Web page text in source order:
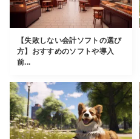
【失敗しない会計ソフトの選び
方】おすすめのソフトや導入
前...